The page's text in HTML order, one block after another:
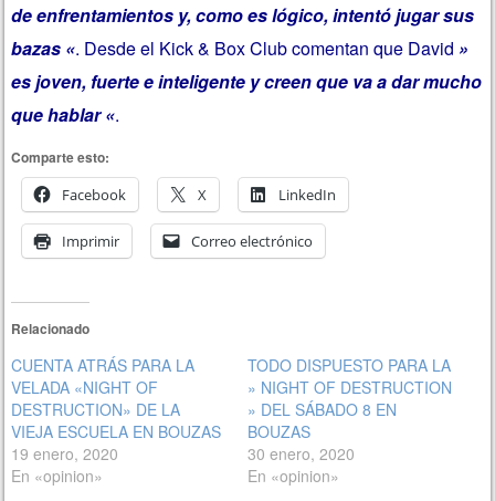
de enfrentamientos y, como es lógico, intentó jugar sus
bazas «. Desde el Kick & Box Club comentan que David »
es joven, fuerte e inteligente y creen que va a dar mucho
que hablar «.
Comparte esto:
Facebook
X LinkedIn
Imprimir Correo electrónico
Relacionado
CUENTA ATRÁS PARA LA
VELADA «NIGHT OF
DESTRUCTION» DE LA
VIEJA ESCUELA EN BOUZAS
19 enero, 2020
En «opinion»
TODO DISPUESTO PARA LA
» NIGHT OF DESTRUCTION
» DEL SÁBADO 8 EN
BOUZAS
30 enero, 2020
En «opinion»